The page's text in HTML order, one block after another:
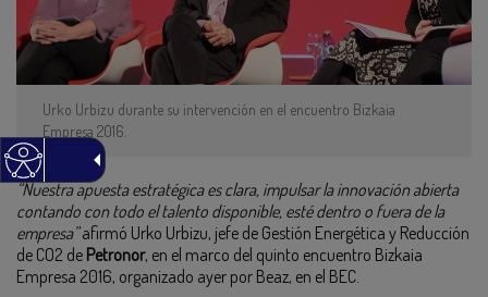
Urko Urbizu durante su intervención en el encuentro Bizkaia
Empresa 2016.
“Nuestra apuesta estratégica es clara, impulsar la innovación abierta
contando con todo el talento disponible, esté dentro o fuera de la
empresa”afirmó Urko Urbizu, jefe de Gestión Energética y Reducción
de CO2 de Petronor, en el marco del quinto encuentro Bizkaia
Empresa 2016, organizado ayer por Beaz, en el BEC.